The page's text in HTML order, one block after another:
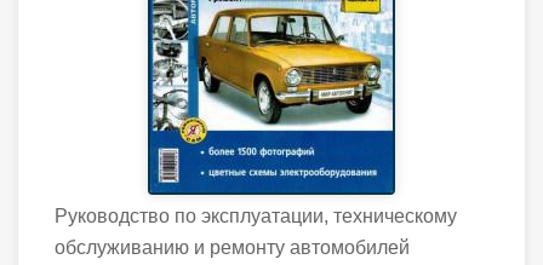
Руководство по эксплуатации, техническому
обслуживанию и ремонту автомобилей